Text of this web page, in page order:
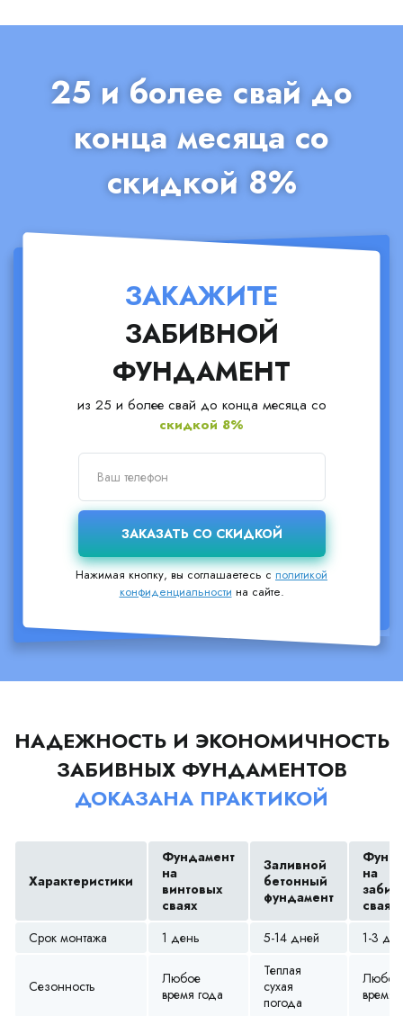
25 и более свай до
конца месяца со
скидкой 8%
ЗАКАЖИТЕ
ЗАБИВНОЙ
ФУНДАМЕНТ
из 25 и более свай до конца месяца со
скидкой 8%
Нажимая кнопку, вы соглашаетесь сполитикой
конфиденциальности на сайте.
НАДЕЖНОСТЬ И ЭКОНОМИЧНОСТЬ
ЗАБИВНЫХ ФУНДАМЕНТОВ
ДОКАЗАНА ПРАКТИКОЙ
Характеристики
Фундамент
на
винтовых
сваях
Заливной
бетонный
фундамент
на
сваях
Срок монтажа
1 день 5-14 дней 1-3
Сезонность
Любое
время года
Теплая
сухая
погода
Любое
время